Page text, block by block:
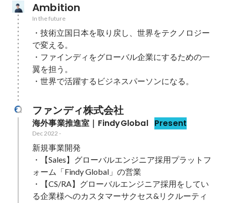
Ambition
In the future
・技術立国日本を取り戻し、世界をテクノロジー
で変える。
・ファインディをグローバル企業にするための一
翼を担う。
・世界で活躍するビジネスパーソンになる。
ファンディ株式会社
海外事業推進室｜FindyGlobal Present
Dec 2022 -
新規事業開発
・【Sales】グローバルエンジニア採用プラットフ
ォーム「Findy Global」の営業
・【CS/RA】グローバルエンジニア採用をしてい
る企業様へのカスタマーサクセス&リクルーティ